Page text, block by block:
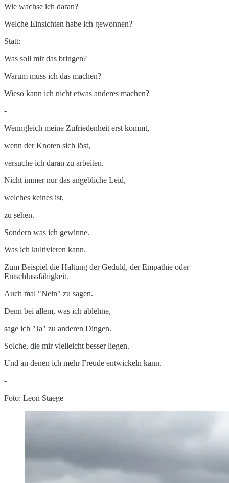
Wie wachse ich daran?
Welche Einsichten habe ich gewonnen?
Statt:
Was soll mir das bringen?
Warum muss ich das machen?
Wieso kann ich nicht etwas anderes machen?
-
Wenngleich meine Zufriedenheit erst kommt,
wenn der Knoten sich löst,
versuche ich daran zu arbeiten.
Nicht immer nur das angebliche Leid,
welches keines ist,
zu sehen.
Sondern was ich gewinne.
Was ich kultivieren kann.
Zum Beispiel die Haltung der Geduld, der Empathie oder
Entschlussfähigkeit.
Auch mal "Nein" zu sagen.
Denn bei allem, was ich ablehne,
sage ich "Ja" zu anderen Dingen.
Solche, die mir vielleicht besser liegen.
Und an denen ich mehr Freude entwickeln kann.
-
Foto: Leon Staege